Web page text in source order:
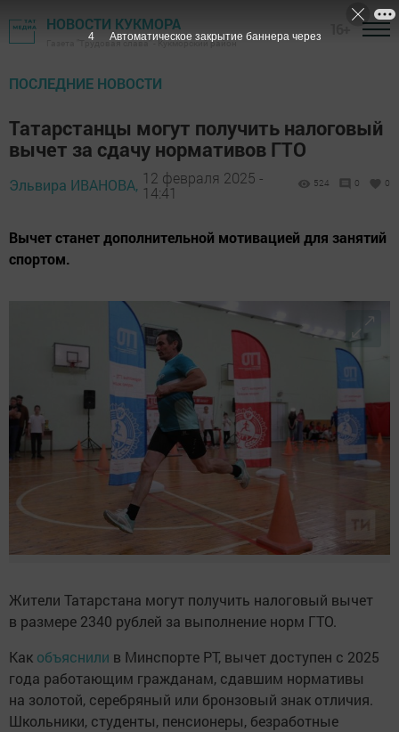
НОВОСТИ КУКМОРА
Газета "Трудовая слава" - Кукморский район
ПОСЛЕДНИЕ НОВОСТИ
Татарстанцы могут получить налоговый
вычет за сдачу нормативов ГТО
Эльвира ИВАНОВА, 12 февраля 2025 -
14:41
524 0 0
Вычет станет дополнительной мотивацией для занятий
спортом.
Жители Татарстана могут получить налоговый вычет
в размере 2340 рублей за выполнение норм ГТО.
Как объяснили в Минспорте РТ, вычет доступен с 2025
года работающим гражданам, сдавшим нормативы
на золотой, серебряный или бронзовый знак отличия.
Школьники, студенты, пенсионеры, безработные
2 Автоматическое закрытие баннера через